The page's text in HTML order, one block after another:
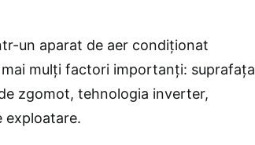
un aparat de aer condiționat
mulți factori importanți: suprafața
zgomot, tehnologia inverter,
exploatare.